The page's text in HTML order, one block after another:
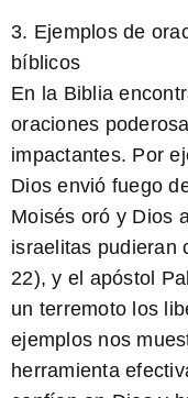
3. Ejemplos de
bíblicos
En la Biblia
oraciones
impactantes. Por
Dios envió fuego
Moisés oró y Dios
israelitas pudieran
22), y el apóstol
un terremoto los
ejemplos nos
herramienta